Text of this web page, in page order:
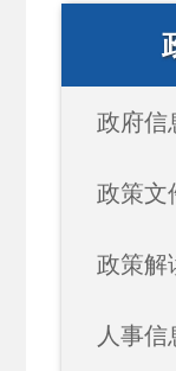
政府信
政策文
政策解
人事信